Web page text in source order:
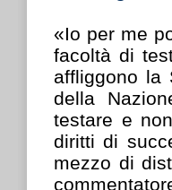
«Io per me
facoltà di
affliggono
della
testare e
diritti di
mezzo di